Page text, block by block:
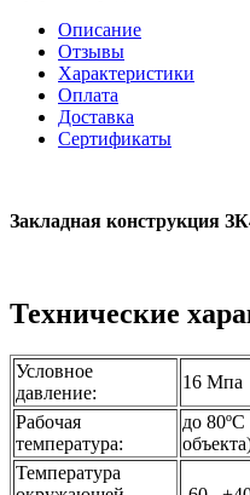
Описание
Отзывы
Характеристики
Оплата
Доставка
Сертификаты
Закладная конструкция
Технические
Условное
давление:
16 Мпа
Рабочая
температура:
до
Температура